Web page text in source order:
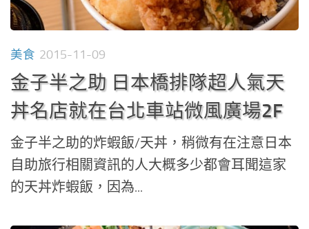
美食 2015-11-09
金子半之助 日本橋排隊超人氣天
丼名店就在台北車站微風廣場2F
金子半之助的炸蝦飯/天丼，稍微有在注意日本
自助旅行相關資訊的人大概多少都會耳聞這家
的天丼炸蝦飯，因為...